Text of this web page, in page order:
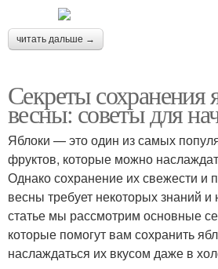
читать дальше →
Секреты сохранения
весны: советы для
Яблоки — это один из самых
фруктов, которые можно
Однако сохранение их свежести и
весны требует некоторых знаний
статье мы рассмотрим основные
которые помогут вам сохранить
наслаждаться их вкусом даже в